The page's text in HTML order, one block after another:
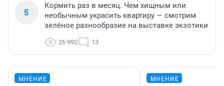
5
Кормить раз в месяц. Чем хищным или
необычным украсить квартиру — смотрим
зелёное разнообразие на выставке экзотики
26 992 13
МНЕНИЕ МНЕНИЕ